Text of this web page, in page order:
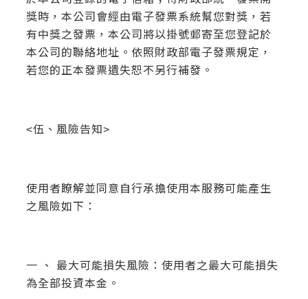
獎時，本公司會經由電子發票系統幫您對獎，若
有中獎之發票，本公司將以掛號郵寄至您登記於
本公司的聯絡地址。依照財政部電子發票規定，
若您的正本發票遺失恕不另行補發。
<伍、風險告知>
使用者瞭解並同意自行承擔使用本服務可能產生
之風險如下：
一 、 最大可能損失風險：使用者之最大可能損失
為全部投資本金。